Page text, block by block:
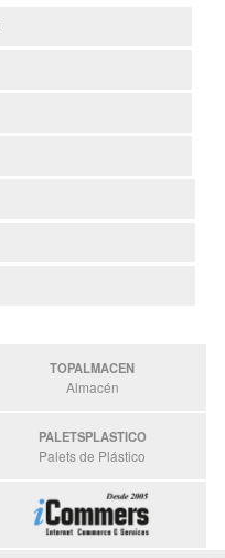
TOPALMACEN
Almacén
PALETSPLASTICO
Palets de Plástico